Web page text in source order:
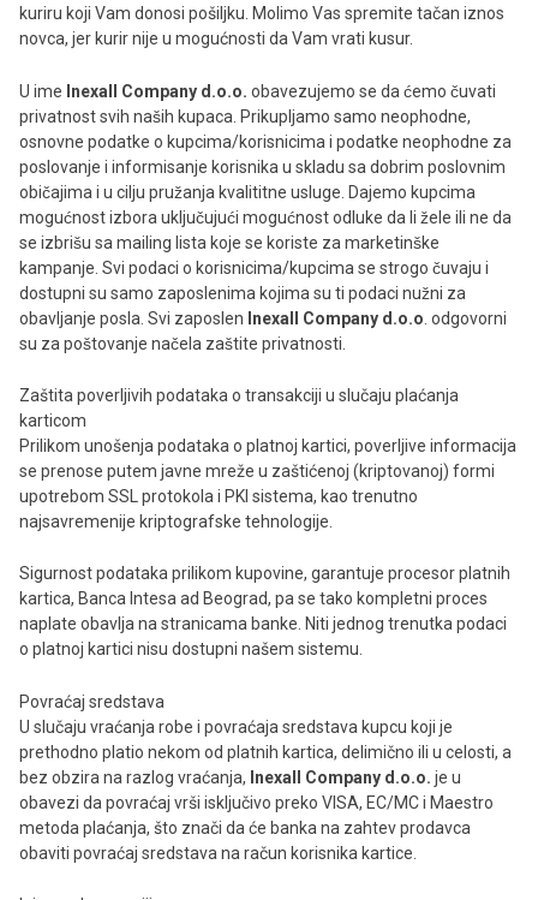
kuriru koji Vam donosi pošiljku. Molimo Vas spremite tačan iznos
novca, jer kurir nije u mogućnosti da Vam vrati kusur.
U ime Inexall Company d.o.o. obavezujemo se da ćemo čuvati
privatnost svih naših kupaca. Prikupljamo samo neophodne,
osnovne podatke o kupcima/korisnicima i podatke neophodne za
poslovanje i informisanje korisnika u skladu sa dobrim poslovnim
običajima i u cilju pružanja kvalititne usluge. Dajemo kupcima
mogućnost izbora uključujući mogućnost odluke da li žele ili ne da
se izbrišu sa mailing lista koje se koriste za marketinške
kampanje. Svi podaci o korisnicima/kupcima se strogo čuvaju i
dostupni su samo zaposlenima kojima su ti podaci nužni za
obavljanje posla. Svi zaposlen Inexall Company d.o.o . odgovorni
su za poštovanje načela zaštite privatnosti.
Zaštita poverljivih podataka o transakciji u slučaju plaćanja
karticom
Prilikom unošenja podataka o platnoj kartici, poverljive informacija
se prenose putem javne mreže u zaštićenoj (kriptovanoj) formi
upotrebom SSL protokola i PKI sistema, kao trenutno
najsavremenije kriptografske tehnologije.
Sigurnost podataka prilikom kupovine, garantuje procesor platnih
kartica, Banca Intesa ad Beograd, pa se tako kompletni proces
naplate obavlja na stranicama banke. Niti jednog trenutka podaci
o platnoj kartici nisu dostupni našem sistemu.
Povraćaj sredstava
U slučaju vraćanja robe i povraćaja sredstava kupcu koji je
prethodno platio nekom od platnih kartica, delimično ili u celosti, a
bez obzira na razlog vraćanja, Inexall Company d.o.o. je u
obavezi da povraćaj vrši isključivo preko VISA, EC/MC i Maestro
metoda plaćanja, što znači da će banka na zahtev prodavca
obaviti povraćaj sredstava na račun korisnika kartice.